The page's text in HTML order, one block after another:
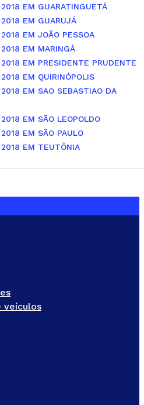
EM GUARATINGUETÁ
EM GUARUJÁ
EM JOÃO PESSOA
EM MARINGÁ
EM PRESIDENTE PRUDENTE
EM QUIRINÓPOLIS
EM SAO SEBASTIAO DA
EM SÃO LEOPOLDO
EM SÃO PAULO
2018 EM TEUTÔNIA
veículos